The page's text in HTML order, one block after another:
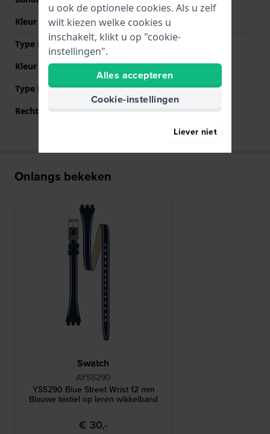
Kleur Band
Blauw
Type sluiting
Gesp
Kleur sluiting
Zilver
Type Bevestiging
Stalen pennen
Rechte aanzet
Nee
Onlangs bekeken
Swatch
AYSS290
YSS290 Blue Street Wrist 12 mm
Blauwe textiel op leren wikkelband
€ 30,-
u ook de optionele cookies. Als u zelf
wilt kiezen welke cookies u
inschakelt, klikt u op "cookie-
instellingen".
Alles accepteren
Cookie-instellingen
Liever niet